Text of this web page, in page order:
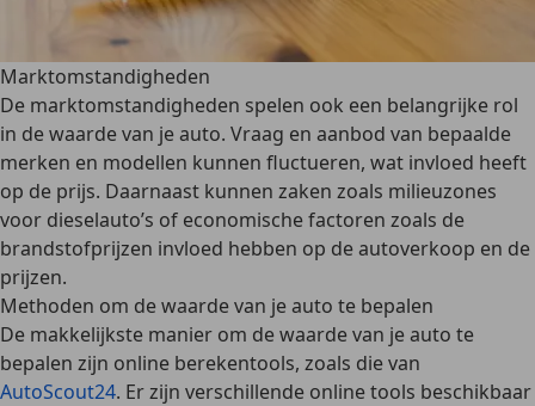
Marktomstandigheden
De marktomstandigheden spelen ook een belangrijke rol
in de waarde van je auto. Vraag en aanbod van bepaalde
merken en modellen kunnen fluctueren, wat invloed heeft
op de prijs. Daarnaast kunnen zaken zoals milieuzones
voor dieselauto’s of economische factoren zoals de
brandstofprijzen invloed hebben op de autoverkoop en de
prijzen.
Methoden om de waarde van je auto te bepalen
De makkelijkste manier om de waarde van je auto te
bepalen zijn online berekentools, zoals die van
AutoScout24. Er zijn verschillende online tools beschikbaar